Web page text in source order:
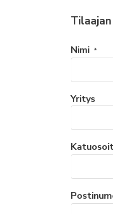
Nimi *
Yritys